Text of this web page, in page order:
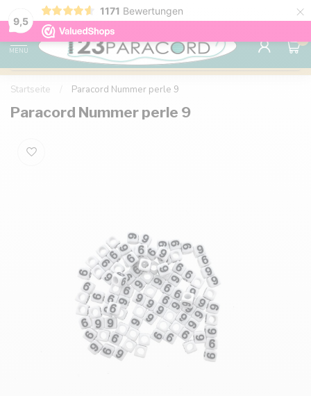
9,5
1171 Bewertungen ×
Kostenlose Lieferung nach Hause ab 150 €
MENU
0
Startseite Paracord Nummer perle 9
Paracord Nummer perle 9